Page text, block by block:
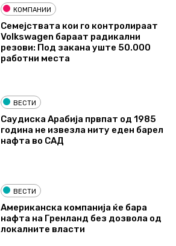
КОМПАНИИ
Семејствата кои го контролираат
Volkswagen бараат радикални
резови: Под закана уште 50.000
работни места
ВЕСТИ
Саудиска Арабија првпат од 1985
година не извезла ниту еден барел
нафта во САД
ВЕСТИ
Американска компанија ќе бара
нафта на Гренланд без дозвола од
локалните власти